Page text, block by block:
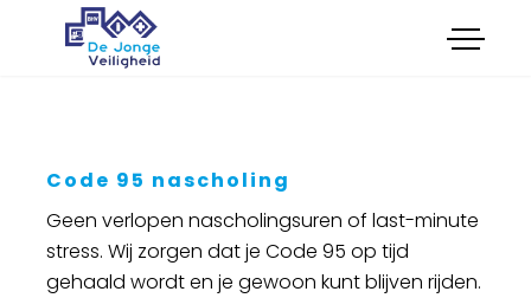
menu
Opleidingen
Advies
Verkoop
Cultuur
Code 95 nascholing
Geen verlopen nascholingsuren of last-minute
stress. Wij zorgen dat je Code 95 op tijd
gehaald wordt en je gewoon kunt blijven rijden.